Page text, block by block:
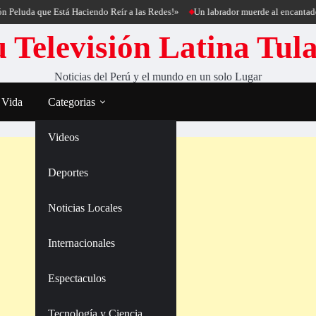
Está Haciendo Reír a las Redes!» Un labrador muerde al encantador de
Televisión Latina
Noticias del Perú y el mundo en un solo Lugar
Categorias
Videos
Deportes
Noticias Locales
Internacionales
Espectaculos
Tecnología y Ciencia